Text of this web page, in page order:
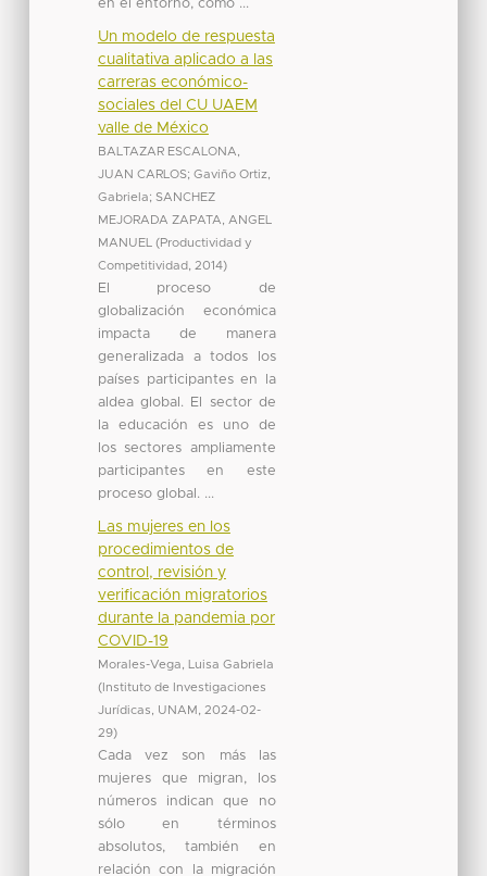
en el entorno, como ...
Un modelo de respuesta
cualitativa aplicado a las
carreras económico-
sociales del CU UAEM
valle de México
BALTAZAR ESCALONA,
JUAN CARLOS; Gaviño Ortiz,
Gabriela; SANCHEZ
MEJORADA ZAPATA, ANGEL
MANUEL
(Productividad y
Competitividad
2014)
El proceso de
globalización económica
impacta de manera
generalizada a todos los
países participantes en la
aldea global. El sector de
la educación es uno de
los sectores ampliamente
participantes en este
proceso global. ...
Las mujeres en los
procedimientos de
control, revisión y
verificación migratorios
durante la pandemia por
COVID-19
Morales-Vega, Luisa Gabriela
(Instituto de Investigaciones
Jurídicas, UNAM
2024-02-
29)
Cada vez son más las
mujeres que migran, los
números indican que no
sólo en términos
absolutos, también en
relación con la migración